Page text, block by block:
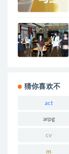
猜你喜欢不
act
arpg
cv
m